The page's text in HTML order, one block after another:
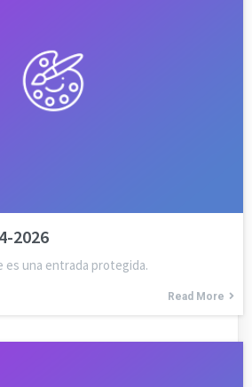
2026
es una entrada protegida.
Read More